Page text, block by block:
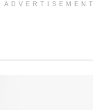
ADVERTISEMENT